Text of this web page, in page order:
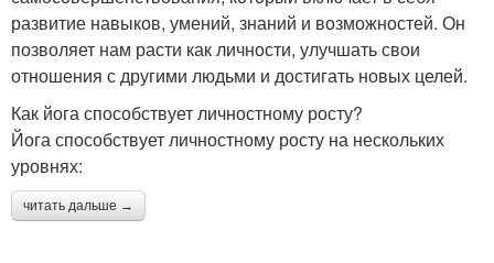
развитие навыков, умений, знаний и возможностей. Он
позволяет нам расти как личности, улучшать свои
отношения с другими людьми и достигать новых целей.
Как йога способствует личностному росту?
Йога способствует личностному росту на нескольких
уровнях:
читать дальше →